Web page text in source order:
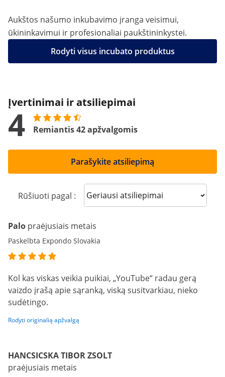
Aukštos našumo inkubavimo įranga veisimui,
ūkininkavimui ir profesionaliai paukštininkystei.
Rodyti visus incubato produktus
Įvertinimai ir atsiliepimai
4 Remiantis 42 apžvalgomis
Parašykite atsiliepimą
Rūšiuoti pagal : Sort reviews
Palo praėjusiais metais
Paskelbta Expondo Slovakia
Kol kas viskas veikia puikiai, „YouTube“ radau gerą
vaizdo įrašą apie sąranką, viską susitvarkiau, nieko
sudėtingo.
Rodyti originalią apžvalgą
HANCSICSKA TIBOR ZSOLT
praėjusiais metais